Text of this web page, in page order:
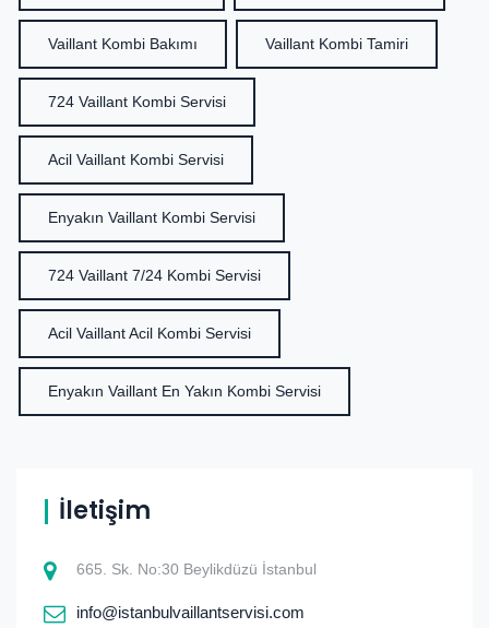
Vaillant Kombi Bakımı Vaillant Kombi Tamiri
724 Vaillant Kombi Servisi
Acil Vaillant Kombi Servisi
Enyakın Vaillant Kombi Servisi
724 Vaillant 7/24 Kombi Servisi
Acil Vaillant Acil Kombi Servisi
Enyakın Vaillant En Yakın Kombi Servisi
İletişim
665. Sk. No:30 Beylikdüzü İstanbul
info@istanbulvaillantservisi.com